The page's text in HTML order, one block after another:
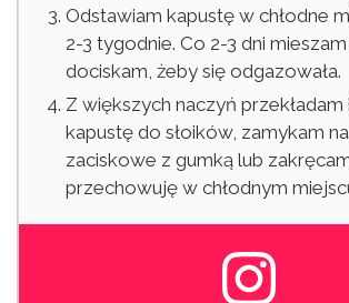
Odstawiam kapustę w chłodne
2-3 tygodnie. Co 2-3 dni
dociskam, żeby się odgazowała.
Z większych naczyń przekładam
kapustę do słoików, zamykam
zaciskowe z gumką lub
przechowuję w chłodnym